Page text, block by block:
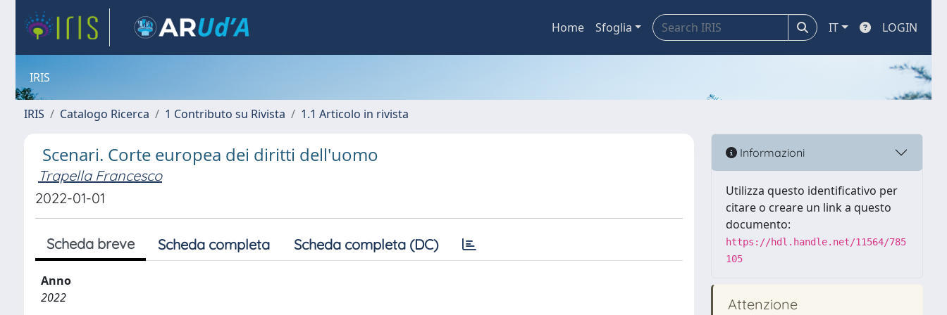
Home Sfoglia IT LOGIN
IRIS
IRIS Catalogo Ricerca 1 Contributo su Rivista 1.1 Articolo in rivista
Scenari. Corte europea dei diritti dell'uomo
Trapella Francesco
2022-01-01
Scheda breve Scheda completa Scheda completa (DC)
Anno
2022
Informazioni
Utilizza questo identificativo per
citare o creare un link a questo
documento:
https://hdl.handle.net/11564/785
105
Attenzione